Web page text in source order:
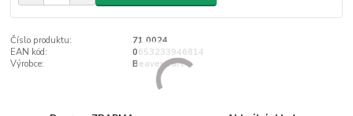
Číslo produktu:
71.0024
EAN kód:
0653233946814
Výrobce:
Beavercraft